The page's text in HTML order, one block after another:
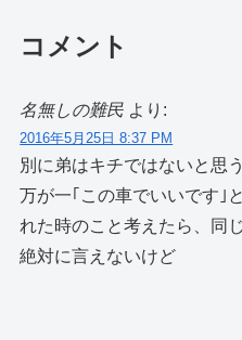
コメント
名無しの難民 より:
2016年5月25日 8:37 PM
別に弟はキチではないと思
万が一｢この車でいいです｣
れた時のこと考えたら、同
絶対に言えないけど